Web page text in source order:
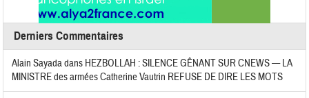
Derniers Commentaires
Alain Sayadadans HEZBOLLAH : SILENCE GÊNANT SUR CNEWS — LA
MINISTRE des armées Catherine Vautrin REFUSE DE DIRE LES MOTS